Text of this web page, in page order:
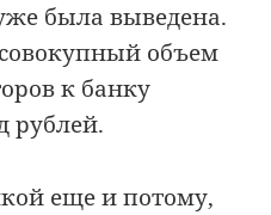
была выведена.
объем
к банку
рублей.
еще и потому,